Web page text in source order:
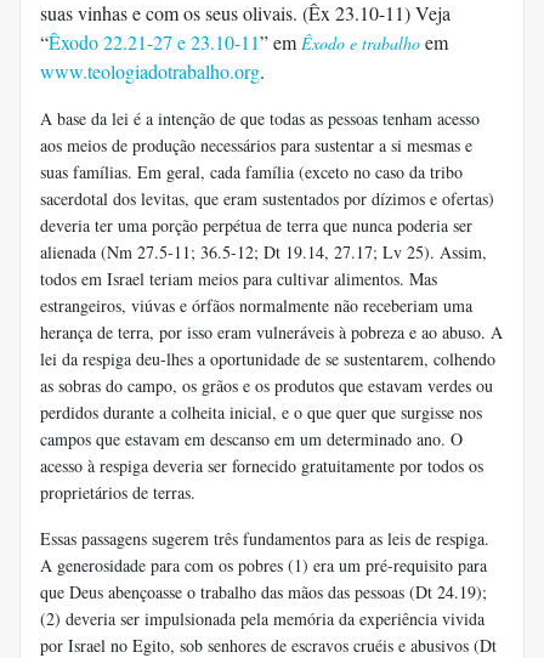
suas vinhas e com os seus olivais. (Êx 23.10-11) Veja
“Êxodo 22.21-27 e 23.10-11” em Êxodo e trabalho em
www.teologiadotrabalho.org.
A base da lei é a intenção de que todas as pessoas tenham acesso
aos meios de produção necessários para sustentar a si mesmas e
suas famílias. Em geral, cada família (exceto no caso da tribo
sacerdotal dos levitas, que eram sustentados por dízimos e ofertas)
deveria ter uma porção perpétua de terra que nunca poderia ser
alienada (Nm 27.5-11; 36.5-12; Dt 19.14, 27.17; Lv 25). Assim,
todos em Israel teriam meios para cultivar alimentos. Mas
estrangeiros, viúvas e órfãos normalmente não receberiam uma
herança de terra, por isso eram vulneráveis ​​à pobreza e ao abuso. A
lei da respiga deu-lhes a oportunidade de se sustentarem, colhendo
as sobras do campo, os grãos e os produtos que estavam verdes ou
perdidos durante a colheita inicial, e o que quer que surgisse nos
campos que estavam em descanso em um determinado ano. O
acesso à respiga deveria ser fornecido gratuitamente por todos os
proprietários de terras.
Essas passagens sugerem três fundamentos para as leis de respiga.
A generosidade para com os pobres (1) era um pré-requisito para
que Deus abençoasse o trabalho das mãos das pessoas (Dt 24.19);
(2) deveria ser impulsionada pela memória da experiência vivida
por Israel no Egito, sob senhores de escravos cruéis e abusivos (Dt